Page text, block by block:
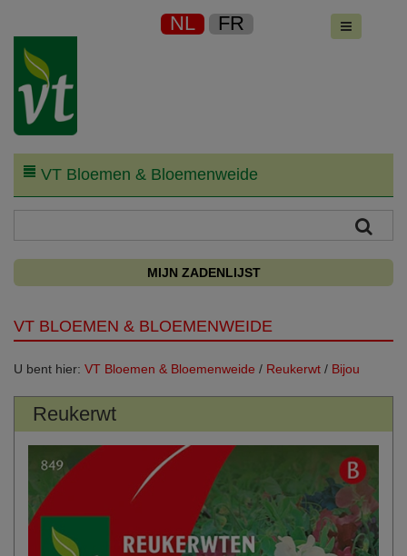
NL FR
VT Bloemen & Bloemenweide
MIJN ZADENLIJST
VT BLOEMEN & BLOEMENWEIDE
U bent hier: VT Bloemen & Bloemenweide / Reukerwt / Bijou
Reukerwt